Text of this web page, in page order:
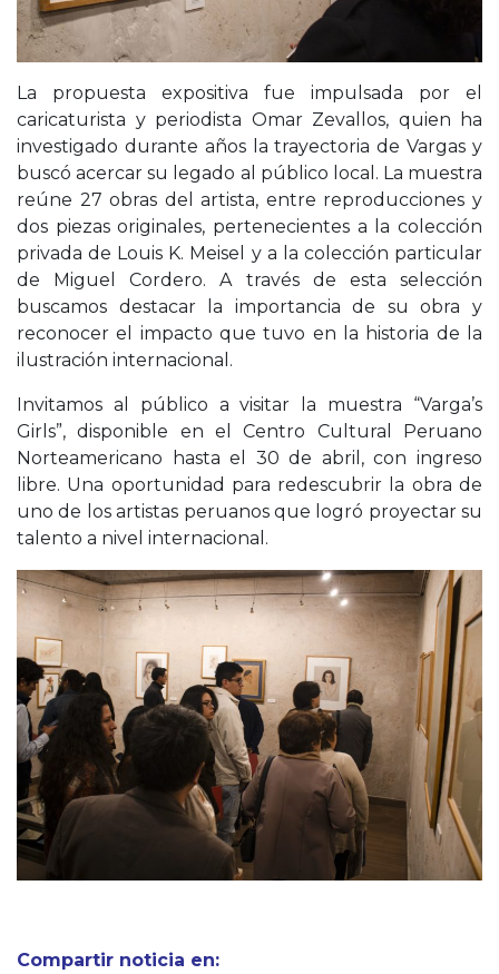
La propuesta expositiva fue impulsada por el
caricaturista y periodista Omar Zevallos, quien ha
investigado durante años la trayectoria de Vargas y
buscó acercar su legado al público local. La muestra
reúne 27 obras del artista, entre reproducciones y
dos piezas originales, pertenecientes a la colección
privada de Louis K. Meisel
y a la colección particular
de
Miguel Cordero. A través de esta selección
buscamos destacar la importancia de su obra y
reconocer el impacto que tuvo en la historia de la
ilustración internacional.
Invitamos al público a visitar la muestra “Varga’s
Girls”, disponible en el Centro Cultural Peruano
Norteamericano hasta el 30 de abril, con ingreso
libre. Una oportunidad para redescubrir la obra de
uno de los artistas peruanos que logró proyectar su
talento a nivel internacional.
Compartir noticia en: